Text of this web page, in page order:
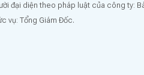
đại diện theo pháp luật của công ty:
vụ: Tổng Giám Đốc.